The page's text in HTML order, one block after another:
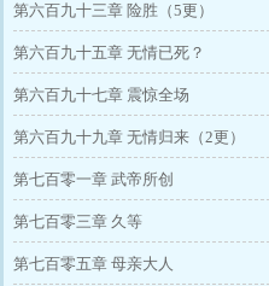
第六百九十三章 险胜（5更）
第六百九十五章 无情已死？
第六百九十七章 震惊全场
第六百九十九章 无情归来（2更）
第七百零一章 武帝所创
第七百零三章 久等
第七百零五章 母亲大人